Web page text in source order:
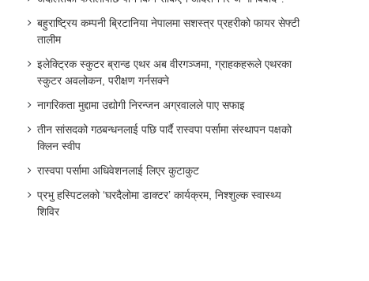
बहुराष्ट्रिय कम्पनी ब्रिटानिया नेपालमा सशस्त्र प्रहरीको फायर सेफ्टी
तालीम
इलेक्ट्रिक स्कुटर ब्रान्ड एथर अब वीरगञ्जमा, ग्राहकहरूले एथरका
स्कुटर अवलोकन, परीक्षण गर्नसक्ने
नागरिकता मुद्दामा उद्योगी निरन्जन अग्रवालले पाए सफाइ
तीन सांसदको गठबन्धनलाई पछि पार्दै रास्वपा पर्सामा संस्थापन पक्षको
क्लिन स्वीप
रास्वपा पर्सामा अधिवेशनलाई लिएर कुटाकुट
प्रभु हस्पिटलको ‘घरदैलोमा डाक्टर’ कार्यक्रम, निश्शुल्क स्वास्थ्य
शिविर